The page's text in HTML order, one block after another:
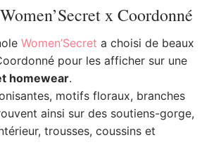
x Coordonné
Women’Secret a choisi de beaux
pour les afficher sur une
homewear.
motifs floraux, branches
ainsi sur des soutiens-gorge,
trousses, coussins et